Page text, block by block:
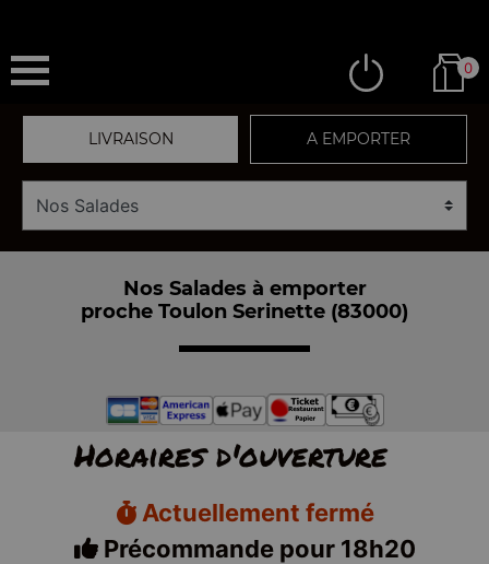
0
LIVRAISON A EMPORTER
Nos Salades à emporter
proche Toulon Serinette (83000)
Horaires d'ouverture
Actuellement fermé
Précommande pour 18h20